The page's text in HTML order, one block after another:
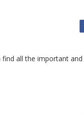
all the important